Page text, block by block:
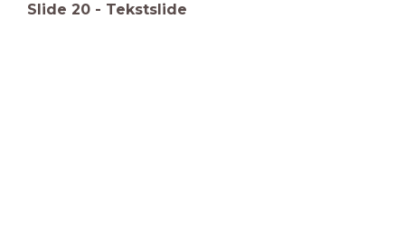
Slide 20 - Tekstslide